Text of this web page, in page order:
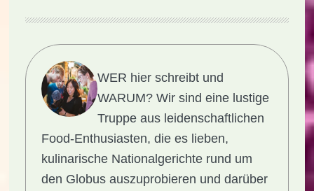
WER hier schreibt und
WARUM? Wir sind eine lustige
Truppe aus leidenschaftlichen
Food-Enthusiasten, die es lieben,
kulinarische Nationalgerichte rund um
den Globus auszuprobieren und darüber